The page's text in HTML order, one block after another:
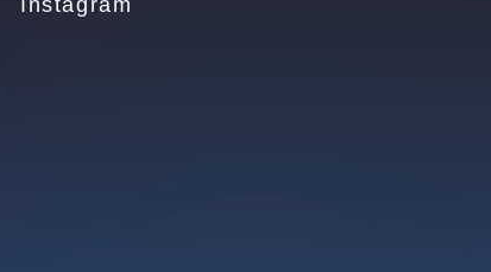
Instagram